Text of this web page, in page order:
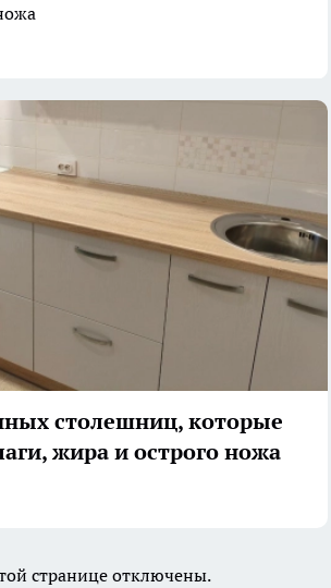
столешниц, которые
жира и острого ножа
странице отключены.